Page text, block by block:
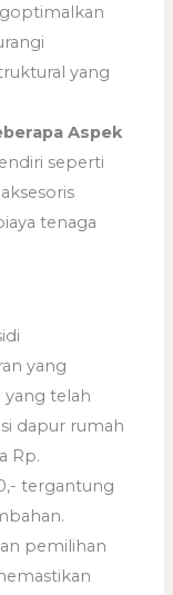
yang
Aspek
seperti
tenaga
yang
yang telah
dapur rumah
Rp.
tergantung
pemilihan